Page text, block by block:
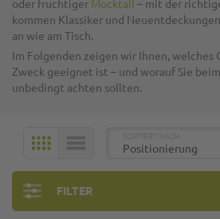
oder fruchtiger Mocktail – mit der
kommen Klassiker und
an wie am Tisch.
Im Folgenden zeigen wir Ihnen, welches
Zweck geeignet ist – und worauf Sie
unbedingt achten sollten.
KACHELN
FILTER